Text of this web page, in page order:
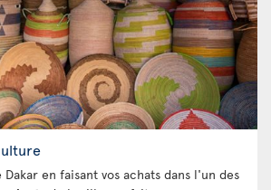
en faisant vos achats dans l'un des